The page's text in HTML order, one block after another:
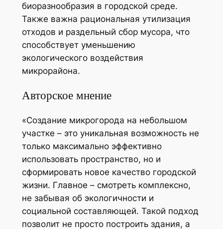
биоразнообразия в городской среде.
Также важна рациональная утилизация
отходов и раздельный сбор мусора, что
способствует уменьшению
экологического воздействия
микрорайона.
Авторское мнение
«Создание микрогорода на небольшом
участке – это уникальная возможность не
только максимально эффективно
использовать пространство, но и
сформировать новое качество городской
жизни. Главное – смотреть комплексно,
не забывая об экологичности и
социальной составляющей. Такой подход
позволит не просто построить здания, а